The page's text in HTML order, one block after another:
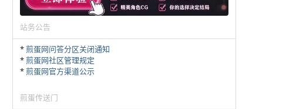
站务公告
*煎蛋网问答分区关闭通知
*煎蛋网社区管理规定
*煎蛋网官方渠道公示
煎蛋传送门